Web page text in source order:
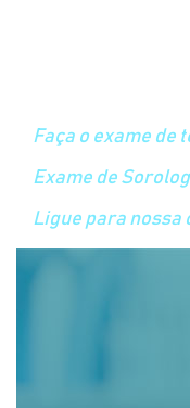
Faça o exame de
Exame de
Ligue para nossa